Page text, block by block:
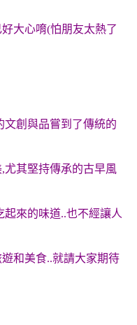
大心唷(怕朋友太熱了
文創與品嘗到了傳統的
尤其堅持傳承的古早風
來的味道..也不經讓人
和美食..就請大家期待